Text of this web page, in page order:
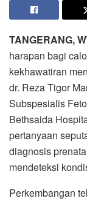
TANGERANG,
harapan bagi
kekhawatiran
dr. Reza Tigor
Subspesialis
Bethsaida
pertanyaan
diagnosis
mendeteksi
Perkembangan